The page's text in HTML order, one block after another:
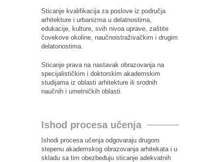
Sticanje kvalifikacija za poslove iz područja
arhitekture i urbanizma u delatnostima,
edukacije, kulture, svih nivoa uprave, zaštite
čovekove okoline, naučnoistraživačkim i drugim
delatonostima.
Sticanje prava na nastavak obrazovanja na
specijalističkim i doktorskim akademskim
studijama iz oblasti arhitekture ili srodnih
naučnih i umetničkih oblasti.
Ishod procesa učenja
Ishodi procesa učenja odgovaraju drugom
stepenu akademskog obrazovanja arhitekata i u
skladu sa tim obezbeđuju sticanje adekvatnih